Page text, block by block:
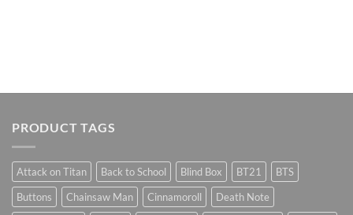
PRODUCT TAGS
Attack on Titan Back to School Blind Box BT21
BTS
Buttons
Chainsaw Man Cinnamoroll
Death Note